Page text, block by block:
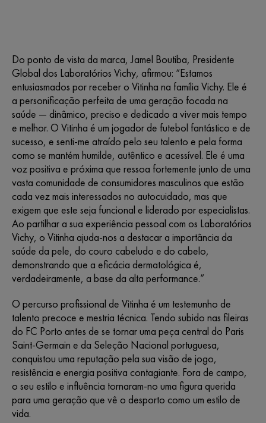
Do ponto de vista da marca, Jamel Boutiba, Presidente
Global dos Laboratórios Vichy, afirmou: “Estamos
entusiasmados por receber o Vitinha na família Vichy. Ele é
a personificação perfeita de uma geração focada na
saúde — dinâmico, preciso e dedicado a viver mais tempo
e melhor. O Vitinha é um jogador de futebol fantástico e de
sucesso, e senti-me atraído pelo seu talento e pela forma
como se mantém humilde, autêntico e acessível. Ele é uma
voz positiva e próxima que ressoa fortemente junto de uma
vasta comunidade de consumidores masculinos que estão
cada vez mais interessados no autocuidado, mas que
exigem que este seja funcional e liderado por especialistas.
Ao partilhar a sua experiência pessoal com os Laboratórios
Vichy, o Vitinha ajuda-nos a destacar a importância da
saúde da pele, do couro cabeludo e do cabelo,
demonstrando que a eficácia dermatológica é,
verdadeiramente, a base da alta performance.”
O percurso profissional de Vitinha é um testemunho de
talento precoce e mestria técnica. Tendo subido nas fileiras
do FC Porto antes de se tornar uma peça central do Paris
Saint-Germain e da Seleção Nacional portuguesa,
conquistou uma reputação pela sua visão de jogo,
resistência e energia positiva contagiante. Fora de campo,
o seu estilo e influência tornaram-no uma figura querida
para uma geração que vê o desporto como um estilo de
vida.